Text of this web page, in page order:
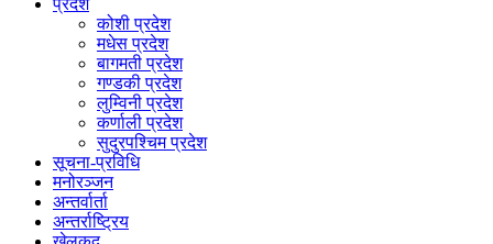
प्रदेश
कोशी प्रदेश
मधेस प्रदेश
बागमती प्रदेश
गण्डकी प्रदेश
लुम्विनी प्रदेश
कर्णाली प्रदेश
सुदुरपश्चिम प्रदेश
सूचना-प्रविधि
मनोरञ्जन
अन्तर्वार्ता
अन्तर्राष्ट्रिय